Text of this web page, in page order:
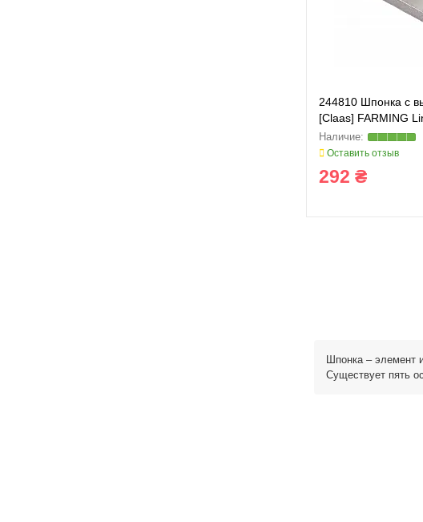
244810 Шпонка с
[Claas] FARMING
Оставить отзыв
292 ₴
Шпонка – элемент
Существует пять